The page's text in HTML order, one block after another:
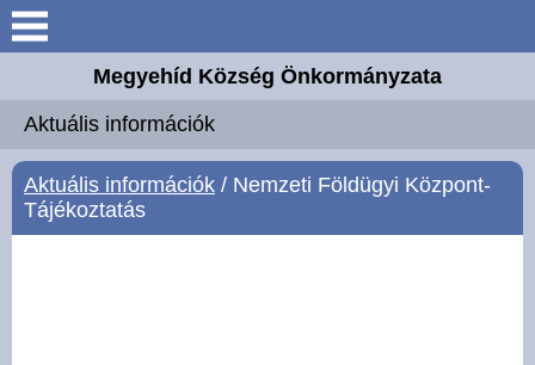
Keresés
Megyehíd
Elérhetőségek
Megyehíd Község Önkormányzata
Aktuális információk
Aktuális információk / Nemzeti Földügyi Központ-
Tájékoztatás